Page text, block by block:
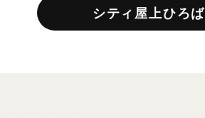
シティ屋上ひろば